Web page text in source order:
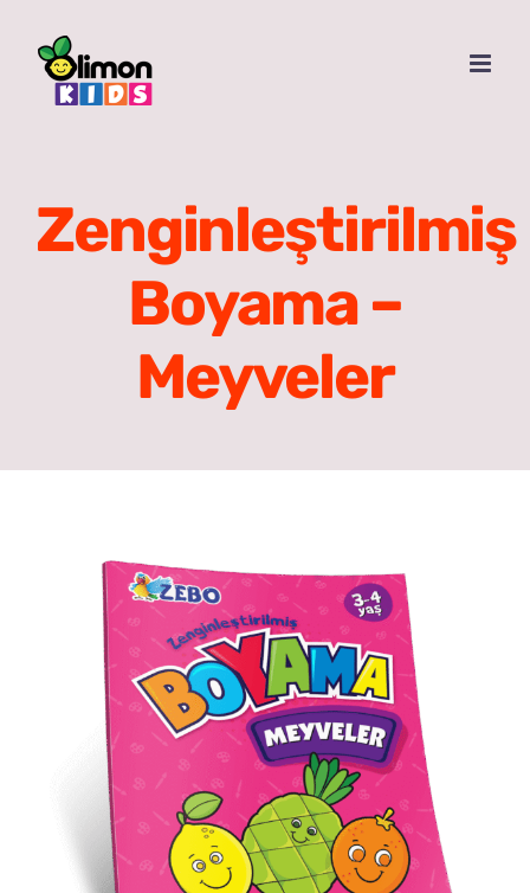
content
Zenginleştirilmiş
Boyama –
Meyveler